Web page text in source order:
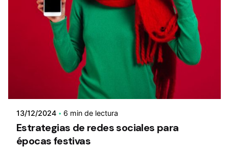
13/12/2024 6 min de lectura
Estrategias de redes sociales para
épocas festivas